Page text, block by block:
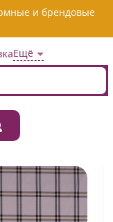
и брендовые
Ещё
хлопок костюмная